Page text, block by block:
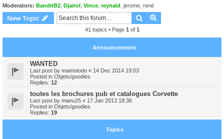
Moderators: BanditB2 Djairol Vince reynald jerome rené
New Topic Search
41 topics • Page 1 of 1
Announcements
WANTED
Last post by mamotodo « 14 Dec 2014 19:03
Posted in Objets/goodies
Replies: 12
toutes les brochures pub et catalogues Corvette
Last post by manu25 « 17 Jan 2013 18:36
Posted in Objets/goodies
Replies: 19
Topics